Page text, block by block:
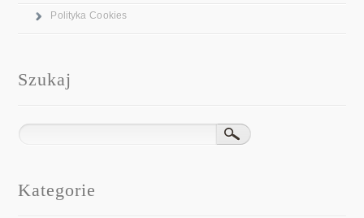
Polityka Cookies
Szukaj
Kategorie